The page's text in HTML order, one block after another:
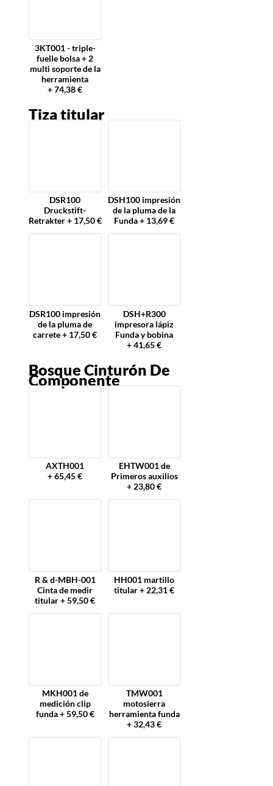
3KT001 - triple-
fuelle bolsa + 2
multi soporte de la
herramienta
+ 74,38 €
Tiza titular
DSR100
Druckstift-
Retrakter + 17,50 €
DSH100 impresión
de la pluma de la
Funda + 13,69 €
DSR100 impresión
de la pluma de
carrete + 17,50 €
DSH+R300
impresora lápiz
Funda y bobina
+ 41,65 €
Bosque Cinturón De
Componente
AXTH001
+ 65,45 €
EHTW001 de
Primeros auxilios
+ 23,80 €
R & d-MBH-001
Cinta de medir
titular + 59,50 €
HH001 martillo
titular + 22,31 €
MKH001 de
medición clip
funda + 59,50 €
TMW001
motosierra
herramienta funda
+ 32,43 €